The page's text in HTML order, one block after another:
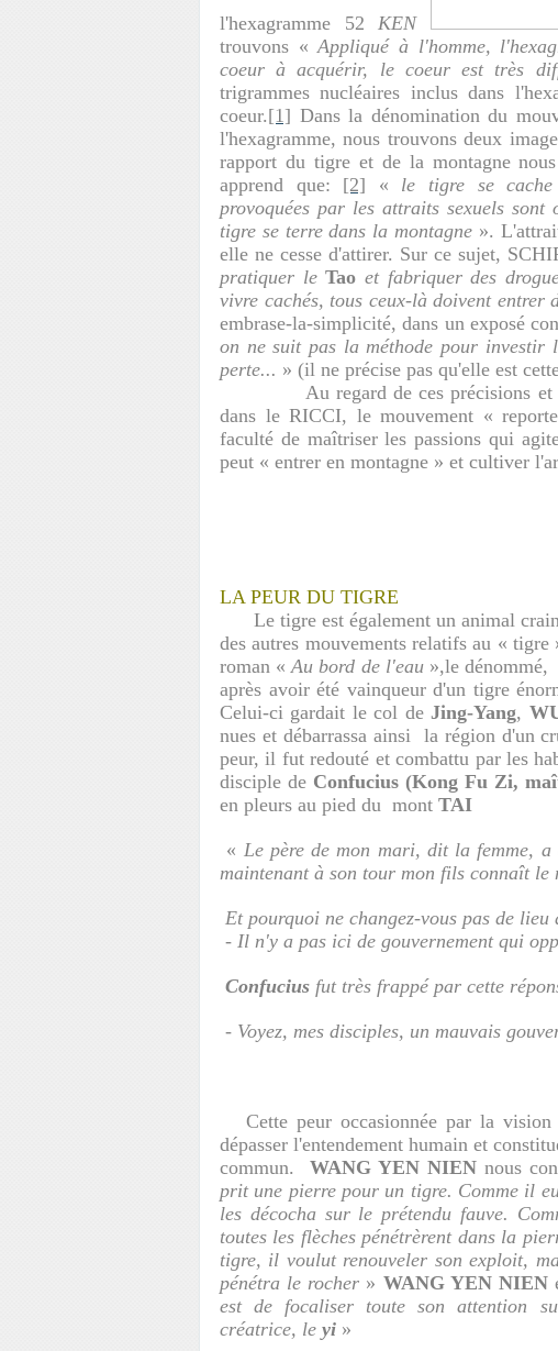
l'hexagramme 52 KEN
trouvons «Appliqué à l'homme,
coeur à acquérir, le coeur est très
trigrammes nucléaires inclus dans
coeur.[1] Dans la dénomination du
l'hexagramme, nous trouvons deux
rapport du tigre et de la montagne
apprend que:
[2] « le tigre se
provoquées par les attraits sexuels sont
tigre se terre dans la montagne ».
elle ne cesse d'attirer. Sur ce sujet,
pratiquer le Tao et fabriquer des
vivre cachés, tous ceux-là doivent entrer
embrase-la-simplicité, dans un exposé
on ne suit pas la méthode pour
perte... » (il ne précise pas qu'elle est
Au regard de ces précisions et en
dans le RICCI, le mouvement «
faculté de maîtriser les passions qui
peut « entrer en montagne » et cultiver
LA PEUR DU TIGRE
Le tigre est également un animal
des autres mouvements relatifs au «
roman «Au bord de l'eau»,le
après avoir été vainqueur d'un tigre
Celui-ci gardait le col deJing-Yang,
nues et débarrassa ainsi la région d'un
peur, il fut redouté et combattu par les
disciple de Confucius (Kong Fu Zi,
en pleurs au pied du mont TAI
« Le père de mon mari, dit la femme,
maintenant à son tour mon fils connaît le
Et pourquoi ne changez-vous pas de
- Il n'y a pas ici de gouvernement qui
Confucius fut très frappé par cette
- Voyez, mes disciples, un mauvais
Cette peur occasionnée par la
dépasser l'entendement humain et
commun. WANG YEN NIEN nous
prit une pierre pour un tigre. Comme il
les décocha sur le prétendu fauve.
toutes les flèches pénétrèrent dans la
tigre, il voulut renouveler son exploit,
pénétra le rocher » WANG YEN NIEN
est de focaliser toute son attention
créatrice, le yi »